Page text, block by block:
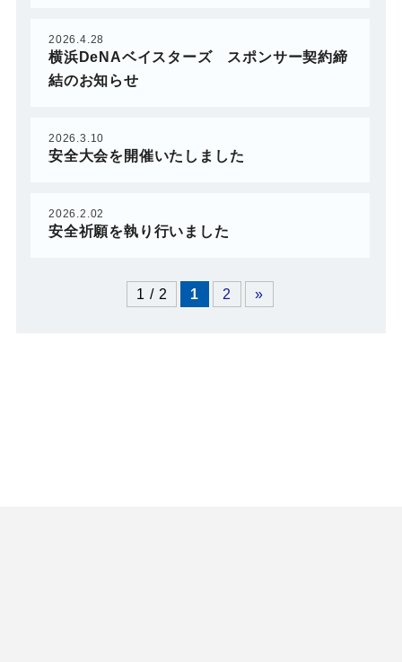
2026.4.28
横浜DeNAベイスターズ スポンサー契約締
結のお知らせ
2026.3.10
安全大会を開催いたしました
2026.2.02
安全祈願を執り行いました
1 / 2 1 2 »